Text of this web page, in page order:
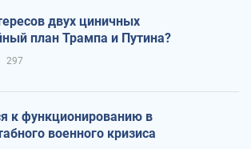
двух циничных
план Трампа и Путина?
297
к функционированию в
военного кризиса